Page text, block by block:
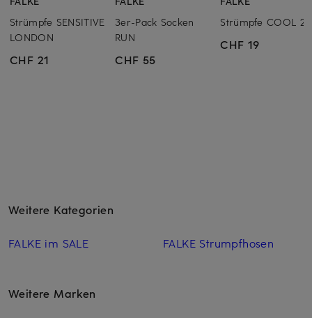
Strümpfe SENSITIVE
LONDON
CHF 21
3er-Pack Socken
RUN
CHF 55
Strümpfe COOL
CHF 19
Weitere Kategorien
FALKE im SALE FALKE Strumpfhosen
Weitere Marken